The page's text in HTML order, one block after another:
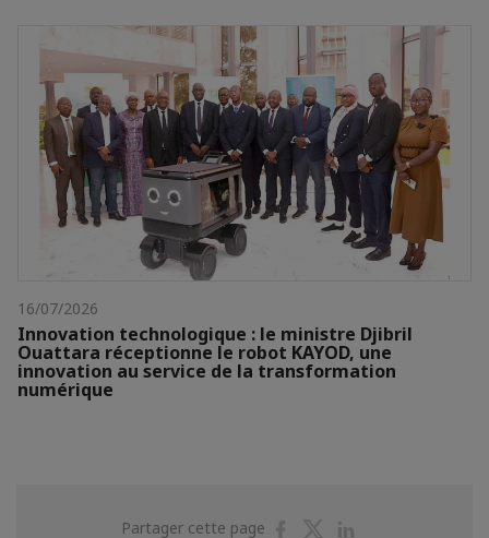
16/07/2026
Innovation technologique : le ministre Djibril
Ouattara réceptionne le robot KAYOD, une
innovation au service de la transformation
numérique
Partager cette page
PartagerPartager